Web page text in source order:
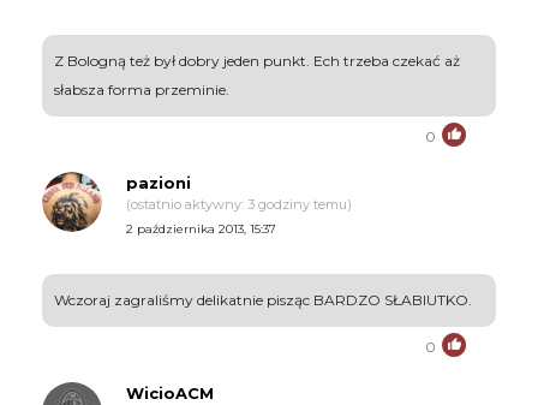
Z Bologną też był dobry jeden punkt. Ech trzeba czekać aż
słabsza forma przeminie.
0
pazioni
(ostatnio aktywny: 3 godziny temu)
2 października 2013, 15:37
Wczoraj zagraliśmy delikatnie pisząc BARDZO SŁABIUTKO.
0
WicioACM